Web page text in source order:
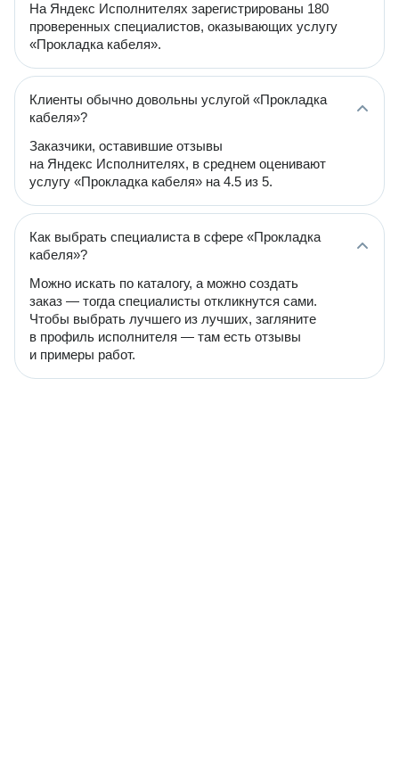
На Яндекс Исполнителях зарегистрированы 180
проверенных специалистов, оказывающих услугу
«Прокладка кабеля».
Клиенты обычно довольны услугой «Прокладка
кабеля»?
Заказчики, оставившие отзывы
на Яндекс Исполнителях, в среднем оценивают
услугу «Прокладка кабеля» на 4.5 из 5.
Как выбрать специалиста в сфере «Прокладка
кабеля»?
Можно искать по каталогу, а можно создать
заказ — тогда специалисты откликнутся сами.
Чтобы выбрать лучшего из лучших, загляните
в профиль исполнителя — там есть отзывы
и примеры работ.